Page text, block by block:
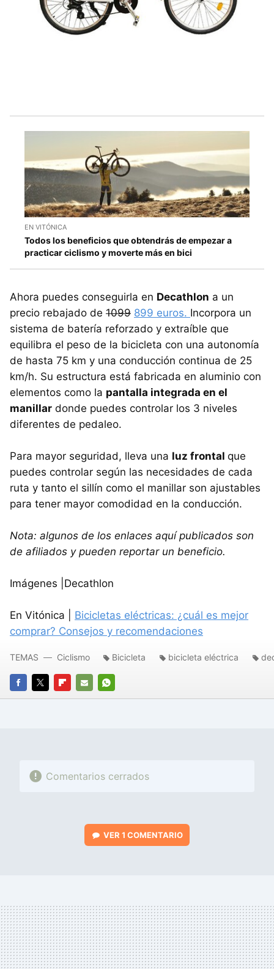
EN VITÓNICA
Todos los beneficios que obtendrás de empezar a
practicar ciclismo y moverte más en bici
Ahora puedes conseguirla en Decathlon a un
precio rebajado de 1099 899 euros. Incorpora un
sistema de batería reforzado y extraíble que
equilibra el peso de la bicicleta con una autonomía
de hasta 75 km y una conducción continua de 25
km/h. Su estructura está fabricada en aluminio con
elementos como la pantalla integrada en el
manillar donde puedes controlar los 3 niveles
diferentes de pedaleo.
Para mayor seguridad, lleva una luz frontal que
puedes controlar según las necesidades de cada
ruta y tanto el sillín como el manillar son ajustables
para tener mayor comodidad en la conducción.
Nota: algunos de los enlaces aquí publicados son
de afiliados y pueden reportar un beneficio.
Imágenes |Decathlon
En Vitónica | Bicicletas eléctricas: ¿cuál es mejor
comprar? Consejos y recomendaciones
FACEBOOK
TWITTERFLIPBOARD
E-
WHATSAPP
TEMAS Ciclismo Bicicleta bicicleta eléctrica
Comentarios cerrados
VER 1 COMENTARIO